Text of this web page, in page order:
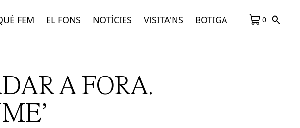
FEM EL FONS NOTÍCIES VISITA'NS BOTIGA 0
A FORA.